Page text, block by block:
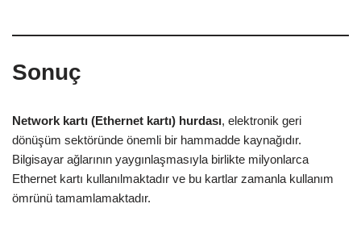
Sonuç
Network kartı (Ethernet kartı) hurdası, elektronik geri
dönüşüm sektöründe önemli bir hammadde kaynağıdır.
Bilgisayar ağlarının yaygınlaşmasıyla birlikte milyonlarca
Ethernet kartı kullanılmaktadır ve bu kartlar zamanla kullanım
ömrünü tamamlamaktadır.